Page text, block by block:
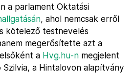
a parlament Oktatási
, ahol nemcsak erről
kötelező testnevelés
megerősítette azt a
a Hvg.hu-n megjelent
a Hintalovon alapítvány